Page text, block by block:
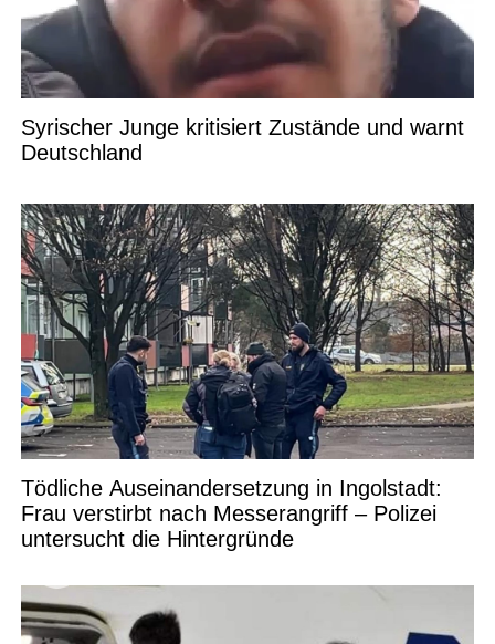
Syrischer Junge kritisiert Zustände und warnt
Deutschland
Tödliche Auseinandersetzung in Ingolstadt:
Frau verstirbt nach Messerangriff – Polizei
untersucht die Hintergründe